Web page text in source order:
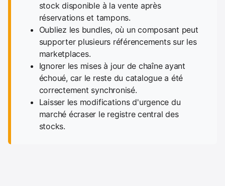
stock disponible à la vente après
réservations et tampons.
Oubliez les bundles, où un composant peut
supporter plusieurs référencements sur les
marketplaces.
Ignorer les mises à jour de chaîne ayant
échoué, car le reste du catalogue a été
correctement synchronisé.
Laisser les modifications d'urgence du
marché écraser le registre central des
stocks.